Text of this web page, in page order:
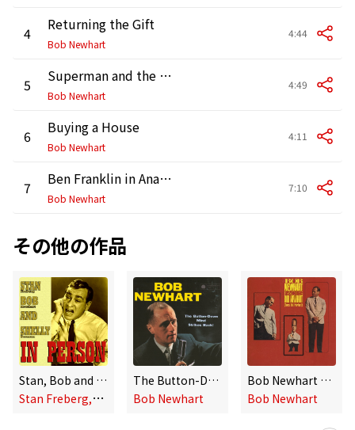
4 Returning the Gift
Bob Newhart
4:44
5 Superman and the Drycleaner
Bob Newhart
4:49
6 Buying a House
Bob Newhart
4:11
7 Ben Franklin in Analysis
Bob Newhart
7:10
その他の作品
Stan, Bob and Shelly in Person
S
tan Freberg,Bob Newhart,Shelly Berman
The Button-Down Mind Strikes Back
Bob Newhart
Bob Newhart Faces Bob Newhart
Bob Newhart